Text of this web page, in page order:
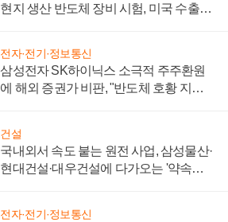
현지 생산 반도체 장비 시험, 미국 수출통
전자·전기·정보통신
삼성전자 SK하이닉스 소극적 주주환원
에 해외 증권가 비판, "반도체 호황 지속
건설
국내외서 속도 붙는 원전 사업, 삼성물산·
현대건설·대우건설에 다가오는 '약속의
전자·전기·정보통신